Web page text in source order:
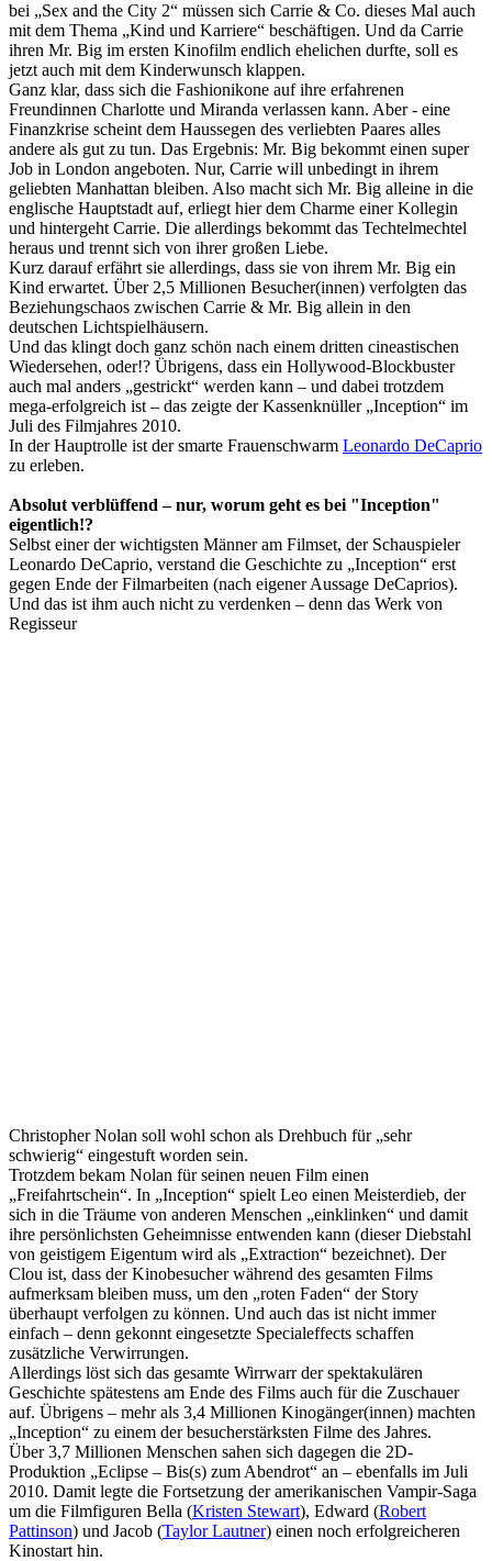
bei „Sex and the City 2“ müssen sich Carrie & Co. dieses Mal auch
mit dem Thema „Kind und Karriere“ beschäftigen. Und da Carrie
ihren Mr. Big im ersten Kinofilm endlich ehelichen durfte, soll es
jetzt auch mit dem Kinderwunsch klappen.
Ganz klar, dass sich die Fashionikone auf ihre erfahrenen
Freundinnen Charlotte und Miranda verlassen kann. Aber - eine
Finanzkrise scheint dem Haussegen des verliebten Paares alles
andere als gut zu tun. Das Ergebnis: Mr. Big bekommt einen super
Job in London angeboten. Nur, Carrie will unbedingt in ihrem
geliebten Manhattan bleiben. Also macht sich Mr. Big alleine in die
englische Hauptstadt auf, erliegt hier dem Charme einer Kollegin
und hintergeht Carrie. Die allerdings bekommt das Techtelmechtel
heraus und trennt sich von ihrer großen Liebe.
Kurz darauf erfährt sie allerdings, dass sie von ihrem Mr. Big ein
Kind erwartet. Über 2,5 Millionen Besucher(innen) verfolgten das
Beziehungschaos zwischen Carrie & Mr. Big allein in den
deutschen Lichtspielhäusern.
Und das klingt doch ganz schön nach einem dritten cineastischen
Wiedersehen, oder!? Übrigens, dass ein Hollywood-Blockbuster
auch mal anders „gestrickt“ werden kann – und dabei trotzdem
mega-erfolgreich ist – das zeigte der Kassenknüller „Inception“ im
Juli des Filmjahres 2010.
In der Hauptrolle ist der smarte Frauenschwarm Leonardo DeCaprio
zu erleben.
Absolut verblüffend – nur, worum geht es bei "Inception"
eigentlich!?
Selbst einer der wichtigsten Männer am Filmset, der Schauspieler
Leonardo DeCaprio, verstand die Geschichte zu „Inception“ erst
gegen Ende der Filmarbeiten (nach eigener Aussage DeCaprios).
Und das ist ihm auch nicht zu verdenken – denn das Werk von
Regisseur
Christopher Nolan soll wohl schon als Drehbuch für „sehr
schwierig“ eingestuft worden sein.
Trotzdem bekam Nolan für seinen neuen Film einen
„Freifahrtschein“. In „Inception“ spielt Leo einen Meisterdieb, der
sich in die Träume von anderen Menschen „einklinken“ und damit
ihre persönlichsten Geheimnisse entwenden kann (dieser Diebstahl
von geistigem Eigentum wird als „Extraction“ bezeichnet). Der
Clou ist, dass der Kinobesucher während des gesamten Films
aufmerksam bleiben muss, um den „roten Faden“ der Story
überhaupt verfolgen zu können. Und auch das ist nicht immer
einfach – denn gekonnt eingesetzte Specialeffects schaffen
zusätzliche Verwirrungen.
Allerdings löst sich das gesamte Wirrwarr der spektakulären
Geschichte spätestens am Ende des Films auch für die Zuschauer
auf. Übrigens – mehr als 3,4 Millionen Kinogänger(innen) machten
„Inception“ zu einem der besucherstärksten Filme des Jahres.
Über 3,7 Millionen Menschen sahen sich dagegen die 2D-
Produktion „Eclipse – Bis(s) zum Abendrot“ an – ebenfalls im Juli
2010. Damit legte die Fortsetzung der amerikanischen Vampir-Saga
um die Filmfiguren Bella (Kristen Stewart), Edward (Robert
Pattinson) und Jacob (Taylor Lautner) einen noch erfolgreicheren
Kinostart hin.